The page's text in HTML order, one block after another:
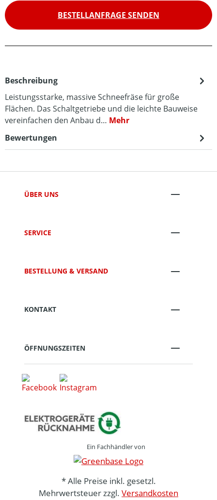
BESTELLANFRAGE SENDEN
Beschreibung
Leistungsstarke, massive Schneefräse für große
Flächen. Das Schaltgetriebe und die leichte Bauweise
vereinfachen den Anbau d… Mehr
Bewertungen
ÜBER UNS
SERVICE
BESTELLUNG & VERSAND
KONTAKT
ÖFFNUNGSZEITEN
Ein Fachhändler von
* Alle Preise inkl. gesetzl.
Mehrwertsteuer zzgl. Versandkosten